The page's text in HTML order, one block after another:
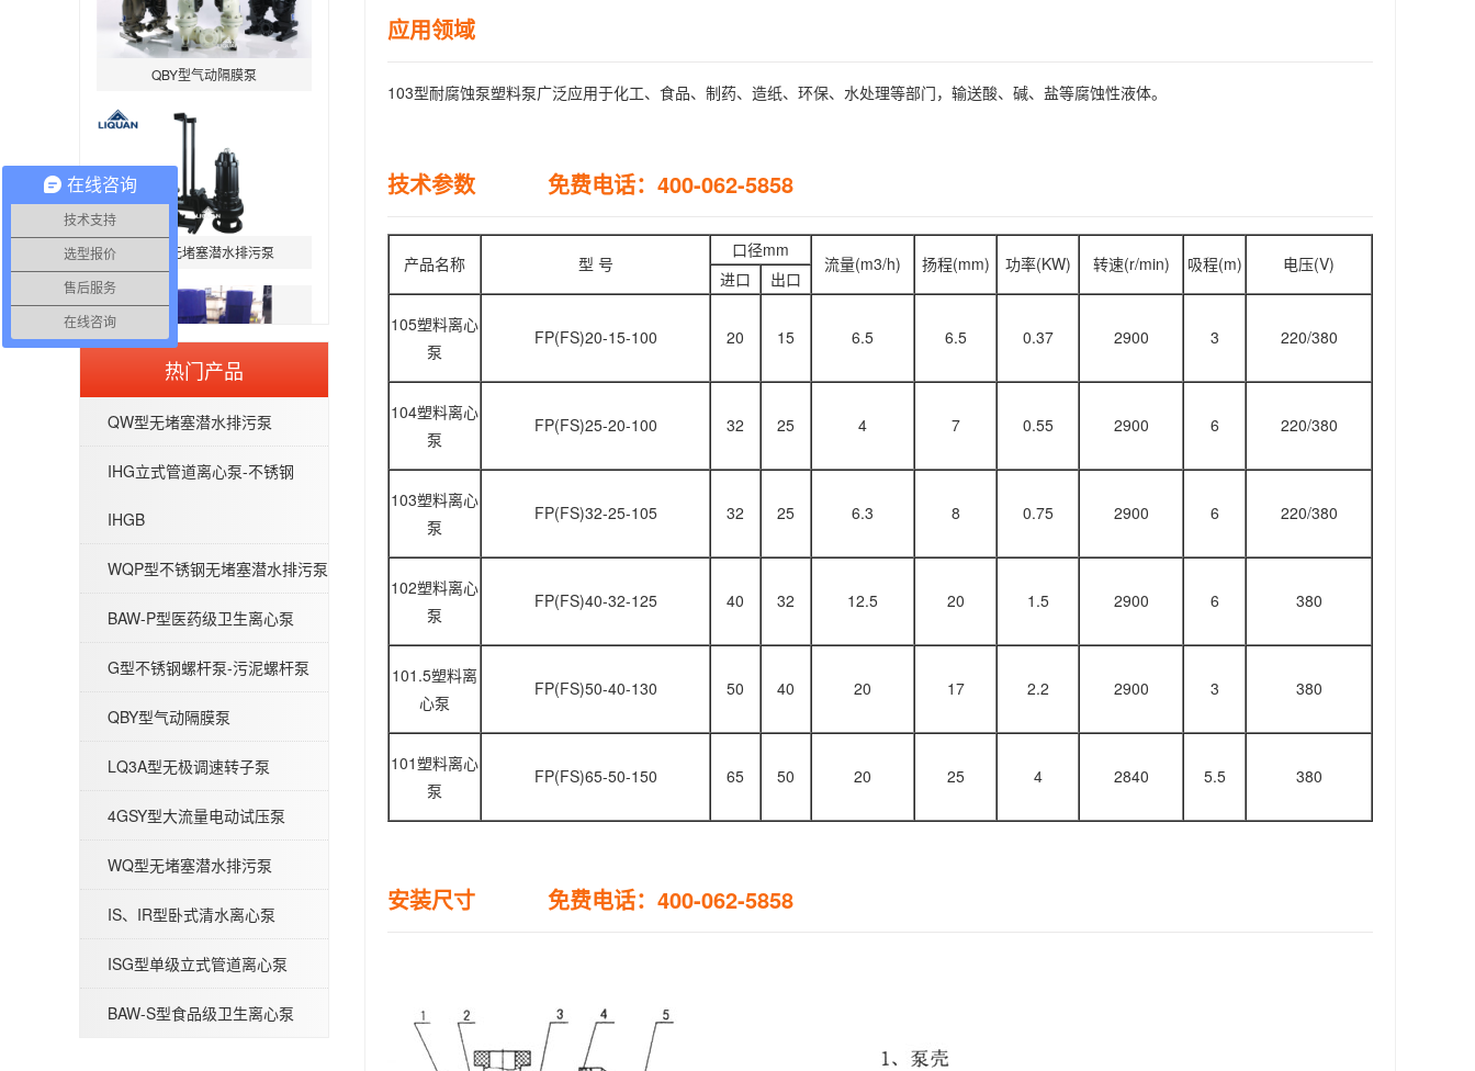
QBY型气动隔膜泵
QW型无堵塞潜水排污泵
IHG立式管道离心泵-不锈钢IHGB
WQP型不锈钢无堵塞潜水排污泵
BAW-P型医药级卫生离心泵
G型不锈钢螺杆泵-污泥螺杆泵
热门产品
QW型无堵塞潜水排污泵
IHG立式管道离心泵-不锈钢
IHGB
WQP型不锈钢无堵塞潜水排污泵
BAW-P型医药级卫生离心泵
G型不锈钢螺杆泵-污泥螺杆泵
QBY型气动隔膜泵
LQ3A型无极调速转子泵
4GSY型大流量电动试压泵
WQ型无堵塞潜水排污泵
IS、IR型卧式清水离心泵
ISG型单级立式管道离心泵
BAW-S型食品级卫生离心泵
应用领域
103型耐腐蚀泵塑料泵广泛应用于化工、食品、制药、造纸、环保、水处理等部门，输送酸、碱、盐等腐蚀性液体。
技术参数 免费电话：400-062-5858
产品名称 型 号
口径mm
流量(m3/h) 扬程(mm) 功率(KW) 转速(r/min) 吸程(m) 电压(V)
进口 出口
105塑料离心
泵
FP(FS)20-15-100 20 15 6.5 6.5 0.37 2900 3 220/380
104塑料离心
泵
FP(FS)25-20-100 32 25 4 7 0.55 2900 6 220/380
103塑料离心
泵
FP(FS)32-25-105 32 25 6.3 8 0.75 2900 6 220/380
102塑料离心
泵
FP(FS)40-32-125 40 32 12.5 20 1.5 2900 6 380
101.5塑料离
心泵
FP(FS)50-40-130 50 40 20 17 2.2 2900 3 380
101塑料离心
泵
FP(FS)65-50-150 65 50 20 25 4 2840 5.5 380
安装尺寸 免费电话：400-062-5858
在线咨询
技术支持
选型报价
售后服务
在线咨询